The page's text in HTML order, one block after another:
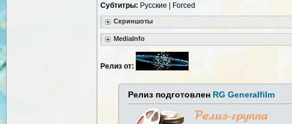
Субтитры: Русские | Forced
Скриншоты
MediaInfo
Релиз от:
Релиз подготовлен RG Generalfilm